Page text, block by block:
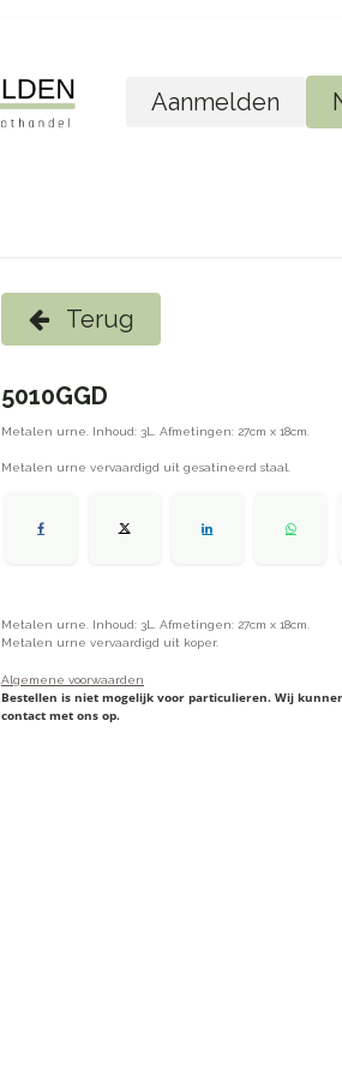
Aanmelden
Terug
5010GGD
Metalen urne. Inhoud: 3L. Afmetingen: 27cm x 18cm.
Metalen urne vervaardigd uit gesatineerd staal.
Metalen urne. Inhoud: 3L. Afmetingen: 27cm x 18cm.
Metalen urne vervaardigd uit koper.
Algemene voorwaarden
Bestellen is niet mogelijk voor particulieren. Wij
contact met ons op.